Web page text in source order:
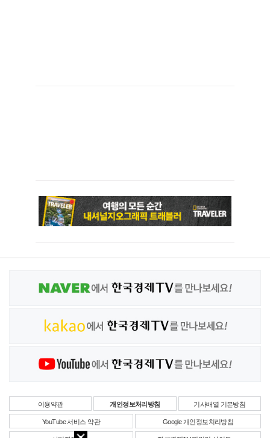
이용약관 개인정보처리방침 기사배열 기본방침
YouTube 서비스 약관 Google 개인정보처리방침